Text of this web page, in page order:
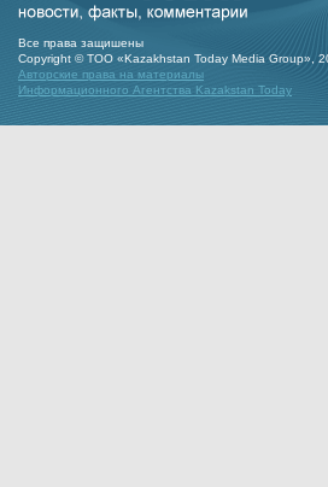
Все права защишены
Copyright © ТОО «Kazakhstan Today Media Group»,
Авторские права на материалы
Информационного Агентства Kazakstan Today